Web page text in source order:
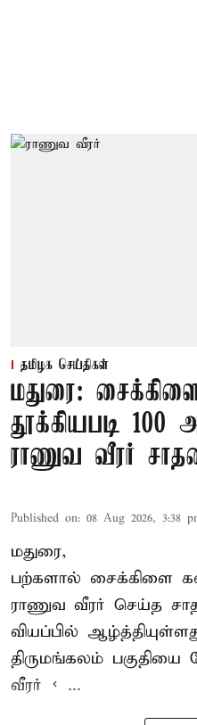
தமிழக செய்திகள்
மதுரை:
தூக்கியபடி 100
ராணுவ வீரர்
Published on: 08 Aug 2026, 3:38
மதுரை,
பற்களால் சைக்கிளை
ராணுவ வீரர் செய்த
வியப்பில்
திருமங்கலம் பகுதியை
வீரர் < ...